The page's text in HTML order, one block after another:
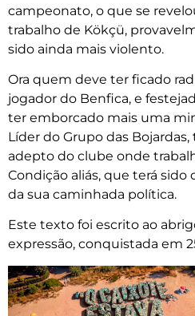
campeonato, o que se
trabalho de Kökçü,
sido ainda mais violento.
Ora quem deve ter ficado
jogador do Benfica, e
ter emborcado mais uma
Líder do Grupo das
adepto do clube onde
Condição aliás, que terá
da sua caminhada política.
Este texto foi escrito ao
expressão, conquistada em